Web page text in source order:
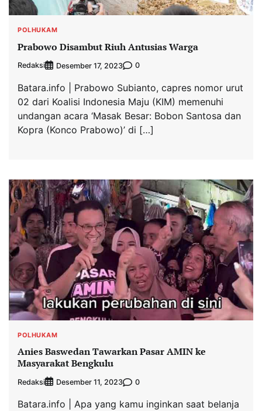
POLHUKAM
Prabowo Disambut Riuh Antusias Warga
Redaksi Desember 17, 2023 0
Batara.info | Prabowo Subianto, capres nomor urut
02 dari Koalisi Indonesia Maju (KIM) memenuhi
undangan acara ‘Masak Besar: Bobon Santosa dan
Kopra (Konco Prabowo)’ di […]
POLHUKAM
Anies Baswedan Tawarkan Pasar AMIN ke
Masyarakat Bengkulu
Redaksi Desember 11, 2023 0
Batara.info | Apa yang kamu inginkan saat belanja